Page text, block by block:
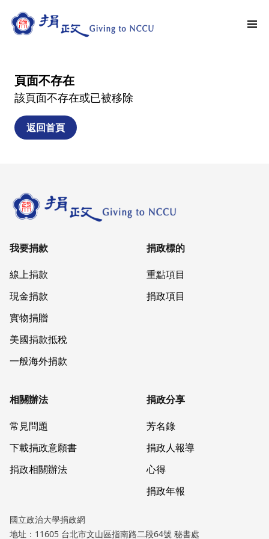
頁面不存在
該頁面不存在或已被移除
返回首頁
我要捐款
線上捐款
現金捐款
實物捐贈
美國捐款抵稅
一般海外捐款
捐政標的
重點項目
捐政項目
相關辦法
常見問題
下載捐政意願書
捐政相關辦法
捐政分享
芳名錄
捐政人報導
心得
捐政年報
國立政治大學捐政網
地址：11605 台北市文山區指南路二段64號 秘書處